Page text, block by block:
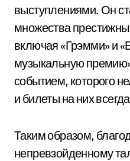
выступлениями. Он
множества
включая «Грэмми» и
музыкальную
событием, которого
и билеты на них
Таким образом,
непревзойденному